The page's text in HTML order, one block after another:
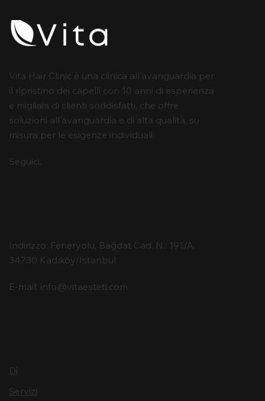
Vita Hair Clinic è una clinica all'avanguardia per
il ripristino dei capelli con 10 anni di esperienza
e migliaia di clienti soddisfatti, che offre
soluzioni all'avanguardia e di alta qualità, su
misura per le esigenze individuali.
Seguici:
Indirizzo: Feneryolu, Bağdat Cad. N.: 191/A,
34730 Kadıköy/Istanbul
E-mail: info@vitaesteti.com
Di
Servizi